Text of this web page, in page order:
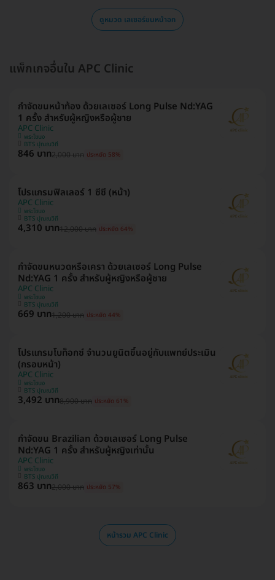
ดูหมวด เลเซอร์ขนหน้าอก
แพ็กเกจอื่นใน APC Clinic
กำจัดขนหน้าท้อง ด้วยเลเซอร์ Long Pulse Nd:YAG
1 ครั้ง สำหรับผู้หญิงหรือผู้ชาย
APC Clinic
พระโขนง
BTS ปุณณวิถี
846 บาท2,000 บาท ประหยัด 58%
โปรแกรมฟิลเลอร์ 1 ซีซี (หน้า)
APC Clinic
พระโขนง
BTS ปุณณวิถี
4,310 บาท12,000 บาท ประหยัด 64%
กำจัดขนหนวดหรือเครา ด้วยเลเซอร์ Long Pulse
Nd:YAG 1 ครั้ง สำหรับผู้หญิงหรือผู้ชาย
APC Clinic
พระโขนง
BTS ปุณณวิถี
669 บาท1,200 บาท ประหยัด 44%
โปรแกรมโบท็อกซ์ จำนวนยูนิตขึ้นอยู่กับแพทย์ประเมิน
(กรอบหน้า)
APC Clinic
พระโขนง
BTS ปุณณวิถี
3,492 บาท8,900 บาท ประหยัด 61%
กำจัดขน Brazilian ด้วยเลเซอร์ Long Pulse
Nd:YAG 1 ครั้ง สำหรับผู้หญิงเท่านั้น
APC Clinic
พระโขนง
BTS ปุณณวิถี
863 บาท2,000 บาท ประหยัด 57%
หน้ารวม APC Clinic